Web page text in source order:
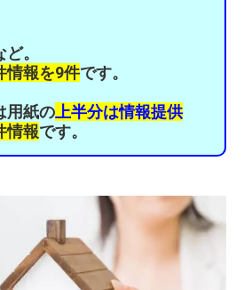
ど。
情報を9件です。
用紙の 上半分は情報提供
情報です。